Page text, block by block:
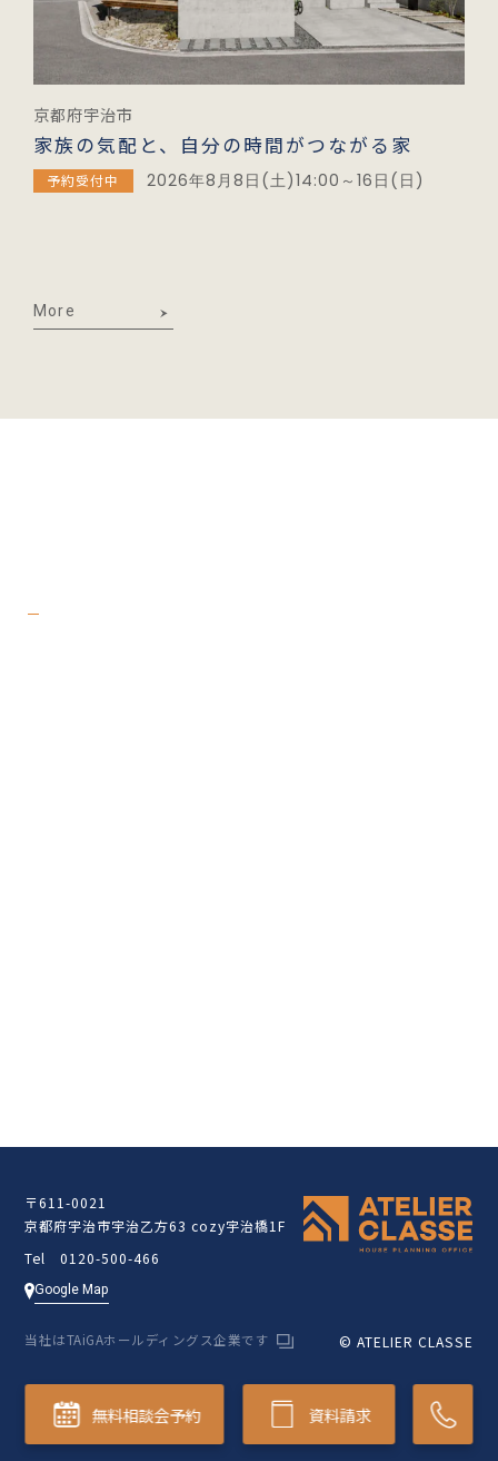
京都府宇治市
家族の気配と、自分の時間がつながる家
予約受付中 2026年8月8日(土)14:00～16日(日)
More
〒611-0021
京都府宇治市宇治乙方63 cozy宇治橋1F
Tel 0120-500-466
Google Map
当社はTAiGAホールディングス企業です © ATELIER CLASSE
無料相談会予約 資料請求